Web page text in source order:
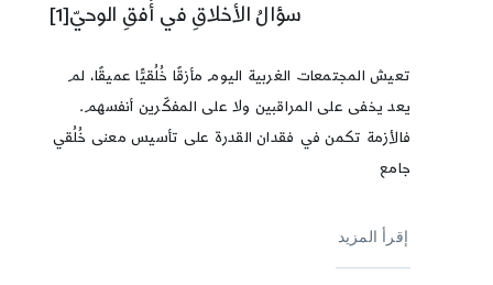
سؤالُ الأخلاقِ في أُفقِ الوحيّ[1]
تعيش المجتمعات الغربية اليوم مأزقًا خُلُقيًّا عميقًا، لم
يعد يخفى على المراقبين ولا على المفكّرين أنفسهم.
فالأزمة تكمن في فقدان القدرة على تأسيس معنى خُلُقي
جامع
إقرأ المزيد